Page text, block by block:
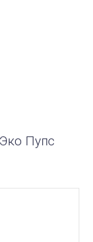
Пупс